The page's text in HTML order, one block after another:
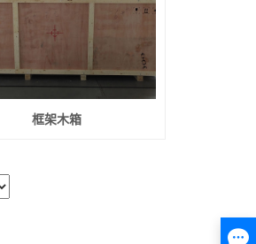
框架木箱